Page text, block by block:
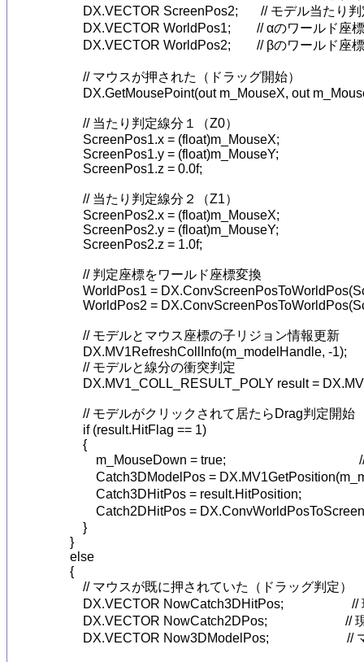
DX.VECTOR ScreenPos2;       // モデル当た
            DX.VECTOR WorldPos1;        // αのワールド座標
            DX.VECTOR WorldPos2;        // βのワールド座標
            // マウスが押された（ドラッグ開始）
DX.GetMousePoint(out m_MouseX, out
            // 当たり判定線分１（Z0）
            ScreenPos1.x = (float)m_MouseX;
            ScreenPos1.y = (float)m_MouseY;
            ScreenPos1.z = 0.0f;
            // 当たり判定線分２（Z1）
            ScreenPos2.x = (float)m_MouseX;
            ScreenPos2.y = (float)m_MouseY;
            ScreenPos2.z = 1.0f;
            // 判定座標をワールド座標変換
WorldPos1 =
WorldPos2 =
            // モデルとマウス座標の子リジョン情報更新
            DX.MV1RefreshCollInfo(m_modelHandle, -1);
            // モデルと線分の衝突判定
DX.MV1_COLL_RESULT_POLY result =
            // モデルがクリックされて居たらDrag判定開始
            if (result.HitFlag == 1)
            {
m_MouseDown = true;
Catch3DModelPos =
Catch3DHitPos = result.HitPosition;
Catch2DHitPos =
            }
        }
        else
        {
            // マウスが既に押されていた（ドラッグ判定）
DX.VECTOR NowCatch3DHitPos;
DX.VECTOR NowCatch2DPos;
DX.VECTOR Now3DModelPos;